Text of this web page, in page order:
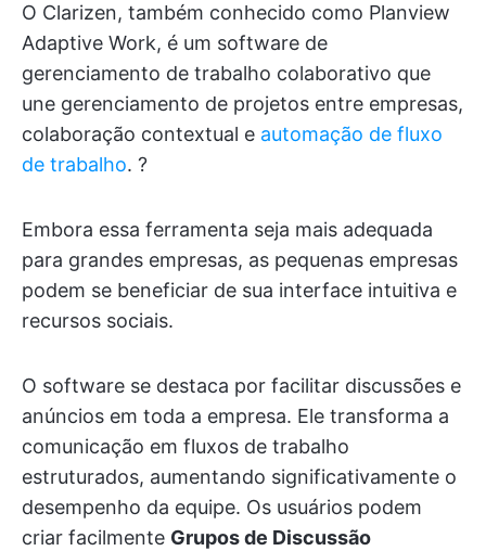
O Clarizen, também conhecido como Planview
Adaptive Work, é um software de
gerenciamento de trabalho colaborativo que
une gerenciamento de projetos entre empresas,
colaboração contextual e automação de fluxo
de trabalho. ?
Embora essa ferramenta seja mais adequada
para grandes empresas, as pequenas empresas
podem se beneficiar de sua interface intuitiva e
recursos sociais.
O software se destaca por facilitar discussões e
anúncios em toda a empresa. Ele transforma a
comunicação em fluxos de trabalho
estruturados, aumentando significativamente o
desempenho da equipe. Os usuários podem
criar facilmente Grupos de Discussão